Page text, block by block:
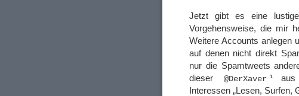
Jetzt gibt es eine
Vorgehensweise, die mir
Weitere Accounts anlegen
auf denen nicht direkt
nur die Spamtweets
dieser
@DerXaver ¹ aus
Interessen „Lesen, Surfen,